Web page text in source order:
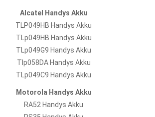
Alcatel Handys Akku
TLP049HB Handys Akku
TLp049HB Handys Akku
TLp049G9 Handys Akku
Tlp058DA Handys Akku
TLp049C9 Handys Akku
Motorola Handys Akku
RA52 Handys Akku